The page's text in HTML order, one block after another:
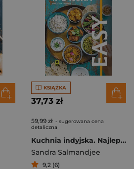
KSIĄŻKA
37,73 zł
59,99 zł - sugerowana cena
detaliczna
Kuchnia indyjska. Najlepsze przepisy
Sandra Salmandjee
9,2 (6)